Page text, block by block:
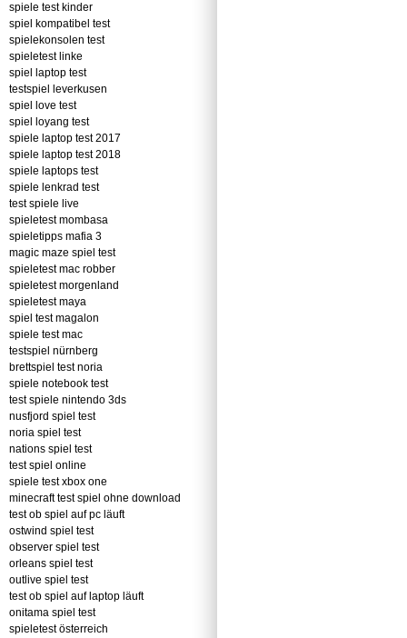
spiele test kinder
spiel kompatibel test
spielekonsolen test
spieletest linke
spiel laptop test
testspiel leverkusen
spiel love test
spiel loyang test
spiele laptop test 2017
spiele laptop test 2018
spiele laptops test
spiele lenkrad test
test spiele live
spieletest mombasa
spieletipps mafia 3
magic maze spiel test
spieletest mac robber
spieletest morgenland
spieletest maya
spiel test magalon
spiele test mac
testspiel nürnberg
brettspiel test noria
spiele notebook test
test spiele nintendo 3ds
nusfjord spiel test
noria spiel test
nations spiel test
test spiel online
spiele test xbox one
minecraft test spiel ohne download
test ob spiel auf pc läuft
ostwind spiel test
observer spiel test
orleans spiel test
outlive spiel test
test ob spiel auf laptop läuft
onitama spiel test
spieletest österreich